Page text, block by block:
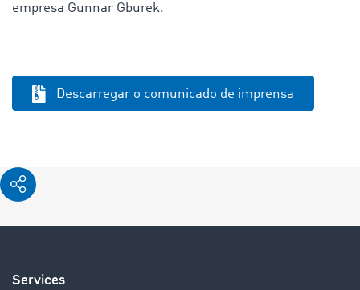
empresa Gunnar Gburek.
Descarregar o comunicado de imprensa
Services